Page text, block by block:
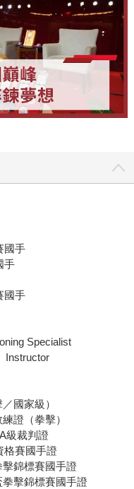
國手
手
國手
Specialist
Instructor
國家級）
證（拳擊）
級裁判證
格賽國手證
錦標賽國手證
擊錦標賽國手證